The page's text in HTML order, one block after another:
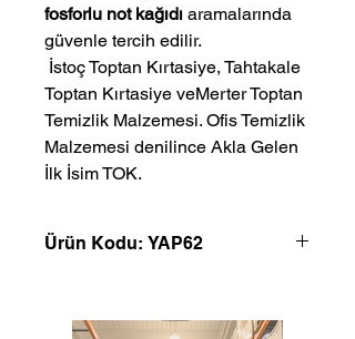
fosforlu not kağıdı aramalarında
güvenle tercih edilir.
Toptan Kırtasiye veMerter Toptan
Temizlik Malzemesi. Ofis Temizlik
Malzemesi denilince Akla Gelen
İlk İsim TOK.
Ürün Kodu: YAP62